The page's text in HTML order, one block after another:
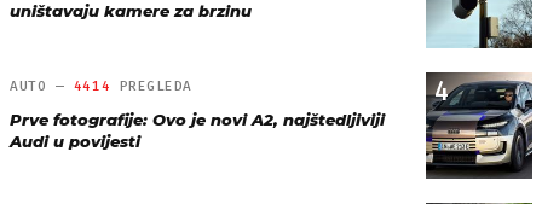
uništavaju kamere za brzinu
4
AUTO — 4414 PREGLEDA
Prve fotografije: Ovo je novi A2, najštedljiviji
Audi u povijesti